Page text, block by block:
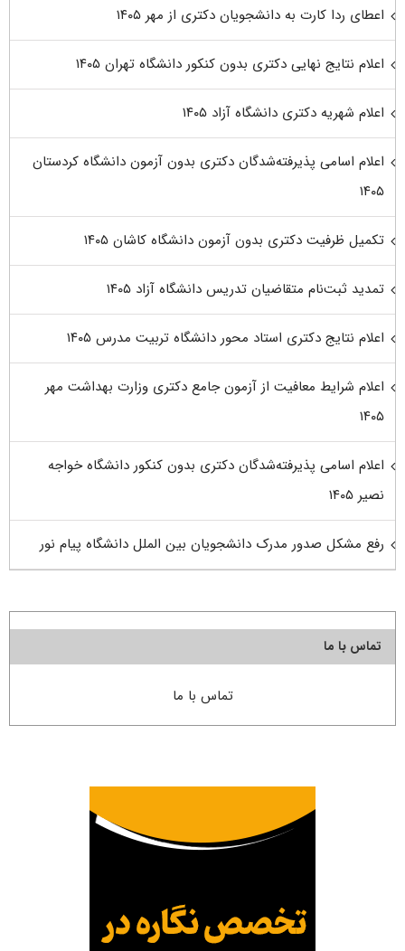
اعطای ردا کارت به دانشجویان دکتری از مهر ۱۴۰۵
اعلام نتایج نهایی دکتری بدون کنکور دانشگاه تهران ۱۴۰۵
اعلام شهریه دکتری دانشگاه آزاد ۱۴۰۵
اعلام اسامی پذیرفته‌شدگان دکتری بدون آزمون دانشگاه کردستان
۱۴۰۵
تکمیل ظرفیت دکتری بدون آزمون دانشگاه کاشان ۱۴۰۵
تمدید ثبت‌نام متقاضیان تدریس دانشگاه آزاد ۱۴۰۵
اعلام نتایج دکتری استاد محور دانشگاه تربیت مدرس ۱۴۰۵
اعلام شرایط معافیت از آزمون جامع دکتری وزارت بهداشت مهر
۱۴۰۵
اعلام اسامی پذیرفته‌شدگان دکتری بدون کنکور دانشگاه خواجه
نصیر ۱۴۰۵
رفع مشکل صدور مدرک دانشجویان بین الملل دانشگاه پیام نور
تماس با ما
تماس با ما